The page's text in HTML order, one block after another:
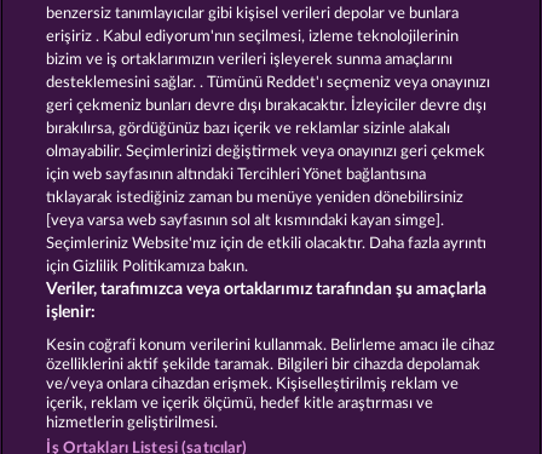
Mallorca Wilds Texas Tycoon
Hüküm ve Koşullar
Gizlilik ve Çerez Bildirimi Künye Şirket
SSS
İptal talebini gönder
benzersiz tanımlayıcılar gibi kişisel verileri depolar ve bunlara
erişiriz . Kabul ediyorum'nın seçilmesi, izleme teknolojilerinin
bizim ve iş ortaklarımızın verileri işleyerek sunma amaçlarını
desteklemesini sağlar. . Tümünü Reddet'ı seçmeniz veya onayınızı
geri çekmeniz bunları devre dışı bırakacaktır. İzleyiciler devre dışı
bırakılırsa, gördüğünüz bazı içerik ve reklamlar sizinle alakalı
olmayabilir. Seçimlerinizi değiştirmek veya onayınızı geri çekmek
için web sayfasının altındaki Tercihleri Yönet bağlantısına
tıklayarak istediğiniz zaman bu menüye yeniden dönebilirsiniz
[veya varsa web sayfasının sol alt kısmındaki kayan simge].
Seçimleriniz Website'mız için de etkili olacaktır. Daha fazla ayrıntı
için Gizlilik Politikamıza bakın.
Veriler, tarafımızca veya ortaklarımız tarafından şu amaçlarla
işlenir:
Kesin coğrafi konum verilerini kullanmak. Belirleme amacı ile cihaz
özelliklerini aktif şekilde taramak. Bilgileri bir cihazda depolamak
ve/veya onlara cihazdan erişmek. Kişiselleştirilmiş reklam ve
içerik, reklam ve içerik ölçümü, hedef kitle araştırması ve
hizmetlerin geliştirilmesi.
İş Ortakları Listesi (satıcılar)